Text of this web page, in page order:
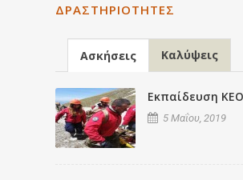
ΔΡΑΣΤΗΡΙΌΤΗΤΕΣ
Ασκήσεις Καλύψεις
Εκπαίδευση
5 Μαΐου, 2019